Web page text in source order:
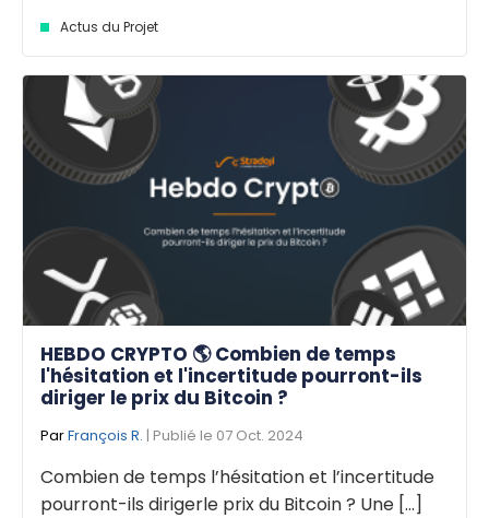
Actus du Projet
HEBDO CRYPTO 🌎 Combien de temps
l'hésitation et l'incertitude pourront-ils
diriger le prix du Bitcoin ?
ParFrançois R. | Publié le 07 Oct. 2024
Combien de temps l’hésitation et l’incertitude
pourront-ils dirigerle prix du Bitcoin ? Une [...]